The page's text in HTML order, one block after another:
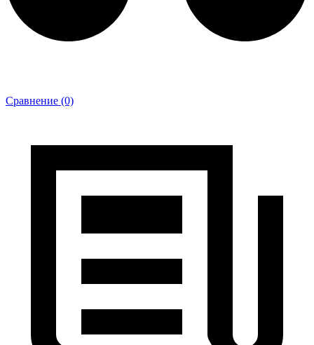
Сравнение (0)